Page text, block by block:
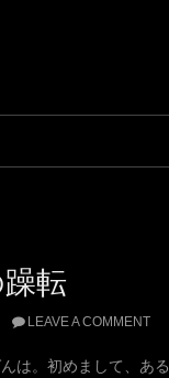
転
LEAVE A COMMENT
は。初めまして、あ